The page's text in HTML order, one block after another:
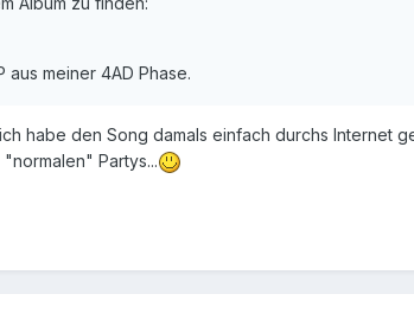
meiner 4AD Phase.
habe den Song damals einfach durchs Internet
Partys...